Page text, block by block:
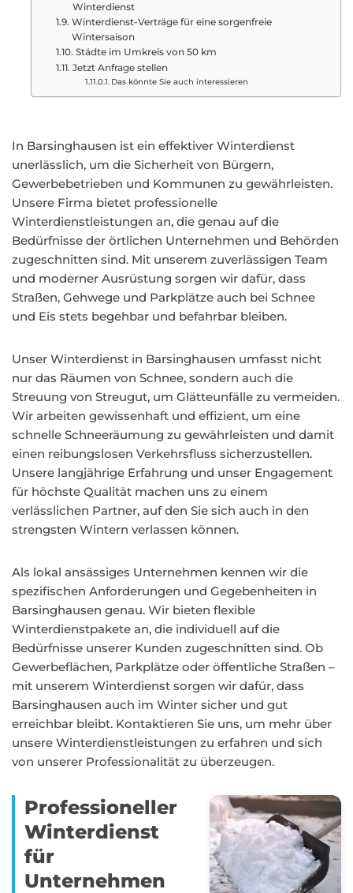
Winterdienst
Winterdienst-Verträge für eine sorgenfreie
Wintersaison
Städte im Umkreis von 50 km
Jetzt Anfrage stellen
Das könnte Sie auch interessieren
In Barsinghausen ist ein effektiver Winterdienst
unerlässlich, um die Sicherheit von Bürgern,
Gewerbebetrieben und Kommunen zu gewährleisten.
Unsere Firma bietet professionelle
Winterdienstleistungen an, die genau auf die
Bedürfnisse der örtlichen Unternehmen und Behörden
zugeschnitten sind. Mit unserem zuverlässigen Team
und moderner Ausrüstung sorgen wir dafür, dass
Straßen, Gehwege und Parkplätze auch bei Schnee
und Eis stets begehbar und befahrbar bleiben.
Unser Winterdienst in Barsinghausen umfasst nicht
nur das Räumen von Schnee, sondern auch die
Streuung von Streugut, um Glätteunfälle zu vermeiden.
Wir arbeiten gewissenhaft und effizient, um eine
schnelle Schneeräumung zu gewährleisten und damit
einen reibungslosen Verkehrsfluss sicherzustellen.
Unsere langjährige Erfahrung und unser Engagement
für höchste Qualität machen uns zu einem
verlässlichen Partner, auf den Sie sich auch in den
strengsten Wintern verlassen können.
Als lokal ansässiges Unternehmen kennen wir die
spezifischen Anforderungen und Gegebenheiten in
Barsinghausen genau. Wir bieten flexible
Winterdienstpakete an, die individuell auf die
Bedürfnisse unserer Kunden zugeschnitten sind. Ob
Gewerbeflächen, Parkplätze oder öffentliche Straßen –
mit unserem Winterdienst sorgen wir dafür, dass
Barsinghausen auch im Winter sicher und gut
erreichbar bleibt. Kontaktieren Sie uns, um mehr über
unsere Winterdienstleistungen zu erfahren und sich
von unserer Professionalität zu überzeugen.
Professioneller
Winterdienst
für
Unternehmen